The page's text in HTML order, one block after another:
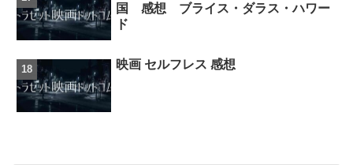
国 感想 ブライス・ダラス・ハワー
ド
映画 セルフレス 感想